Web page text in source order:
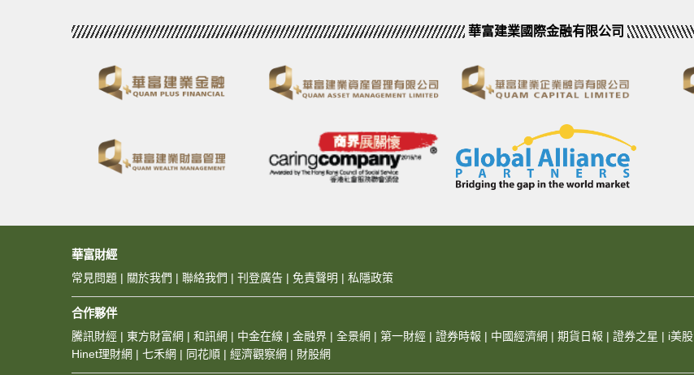
華富建業國際金融有限公司
華富財經
常見問題 | 關於我們 | 聯絡我們 | 刊登廣告 | 免責聲明 | 私隱政策
合作夥伴
騰訊財經 | 東方財富網 | 和訊網 | 中金在線 | 金融界 | 全景網 | 第一財經 | 證券時報 | 中國經濟網 | 期貨日報 | 證券之星 | i美股
Hinet理財網 | 七禾網 | 同花順 | 經濟觀察網 | 財股網